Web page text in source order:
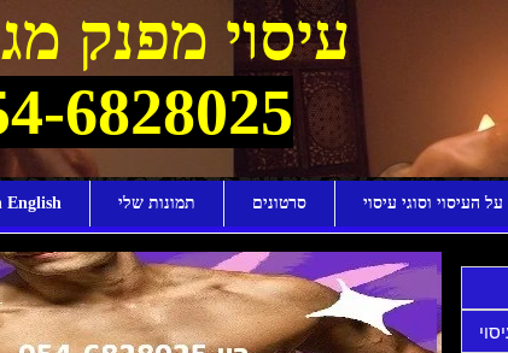
עיסוי מפנק
6828025
העיסוי וסוגי עיסוי סרטונים תמונות שלי English